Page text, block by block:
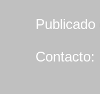
Contacto: